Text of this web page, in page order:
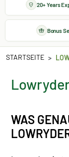
20+ Years
Bonus
STARTSEITE
WAS